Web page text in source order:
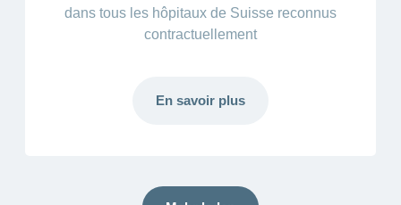
dans tous les hôpitaux de Suisse reconnus
contractuellement
En savoir plus